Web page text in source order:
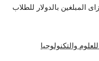
وما يوزاى المبلغين بالدولار للطلاب
والتكنولوجيا